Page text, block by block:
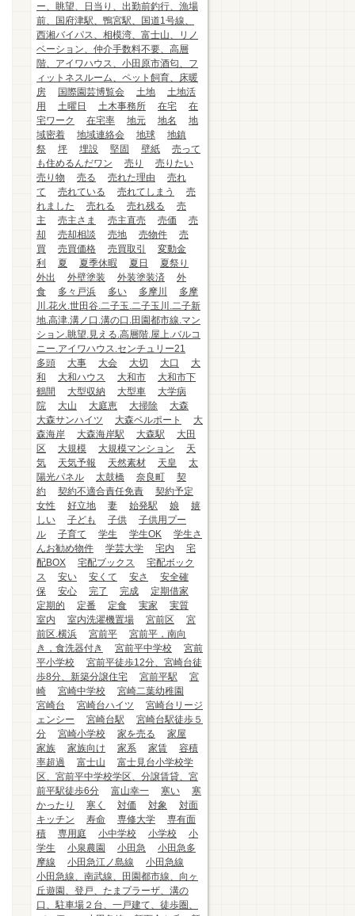
ー、眺望、日当り、出勤前釣行、漁場
前、国府津駅、鴨宮駅、国道1号線、
西湘バイパス、相模湾、富士山、リノ
ベーション、仲介手数料不要、高層
階、アイワハウス、小田原市酒匂、フ
ィットネスルーム、ペット飼育、床暖
房
国際園芸博覧会 土地
土地活
用
土曜日 土木事務所 在宅
在
宅ワーク
在宅率 地元 地名
地
域密着
地域連絡会 地球
地鎮
祭
坪 埋設 堅固 壁紙
売って
も住めるんだワン
売り
売りたい
売り物
売る 売れた理由
売れ
て
売れている 売れてしまう
売
れました
売れる 売れ残る
売
主
売主さま 売主直売 売価
売
却
売却相談 売地 売物件
売
買
売買価格 売買取引
変動金
利
夏 夏季休暇 夏日
夏祭り
外出
外壁塗装 外装塗装済
外
食
多々戸浜 多い 多摩川
多摩
川.花火.世田谷.二子玉.二子玉川.二子新
地.高津.溝ノ口.溝の口.田園都市線.マン
ション.眺望.見える.高層階.屋上.バルコ
ニー.アイワハウス.センチュリー21
多頭
大事 大会 大切 大口
大
和
大和ハウス 大和市
大和市下
鶴間
大型収納 大型車
大学病
院
大山 大庭恵 大掃除
大森
大森サンハイツ
大森ベルポート
大
森海岸
大森海岸駅 大森駅
大田
区
大規模 大規模マンション
天
気
天気予報 天然素材 天皇
太
陽光パネル
太鼓橋 奈良町
契
約
契約不適合責任免責
契約予定
女性
好立地 妻 始発駅 娘
嬉
しい
子ども 子供
子供用プー
ル
子育て 学生 学生OK
学生さ
んお勧め物件
学芸大学 宅内
宅
配BOX
宅配ブックス
宅配ボック
ス
安い 安くて 安さ
安全確
保
安心 完了 完成
定期借家
定期的
定番 定食 実家
実質
室内
室内洗濯機置場 宮前区
宮
前区.横浜
宮前平
宮前平，南向
き，食洗器付き
宮前平中学校
宮前
平小学校
宮前平徒歩12分、宮崎台徒
歩8分、新築分譲住宅
宮前平駅
宮
崎
宮崎中学校
宮崎二葉幼稚園
宮崎台
宮崎台ハイツ
宮崎台リージ
ェンシー
宮崎台駅
宮崎台駅徒歩５
分
宮崎小学校 家を売る
家屋
家族
家族向け 家系 家賃
容積
率超過
富士山
富士見台小学校学
区、宮前平中学校学区、分譲賃貸、宮
前平駅徒歩6分
富山幸一 寒い
寒
かったり
寒く 対価 対象
対面
キッチン
寿命 専修大学
専有面
積
専用庭 小中学校 小学校
小
学生
小泉農園 小田急
小田急多
摩線
小田急江ノ島線
小田急線
小田急線、南武線、田園都市線、向ヶ
丘遊園、登戸、たまプラーザ、溝の
口、駐車場２台、一戸建て、徒歩圏、